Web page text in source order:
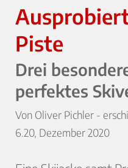
Piste
Drei
perfektes
Von Oliver Pichler -
6.20, Dezember 2020